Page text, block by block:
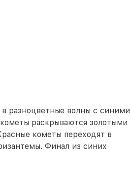
разноцветные волны с синими
раскрываются золотыми
кометы переходят в
Финал из синих